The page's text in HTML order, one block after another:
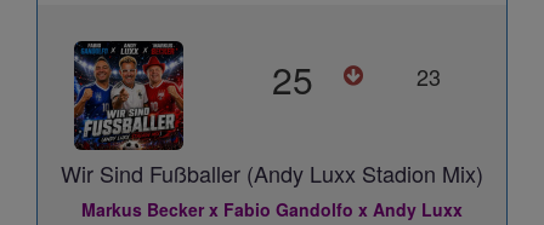
25 23
Wir Sind Fußballer (Andy Luxx Stadion Mix)
Markus Becker x Fabio Gandolfo x Andy Luxx